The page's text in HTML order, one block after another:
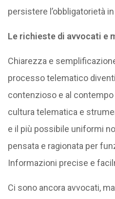
persistere l’obbligatorietà
Le richieste di avvocati e
Chiarezza e
processo telematico
contenzioso e al
cultura telematica e
e il più possibile uniformi
pensata e ragionata per
Informazioni precise e
Ci sono ancora avvocati,